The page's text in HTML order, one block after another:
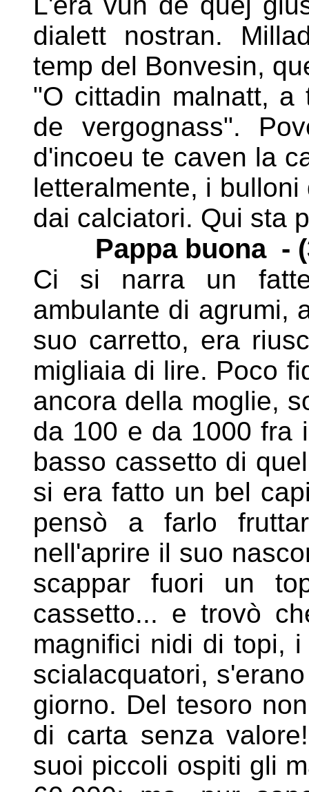
dialett nostran.
temp del Bonvesin,
"O cittadin malnatt,
de vergognass".
d'incoeute caven la
letteralmente, i
dai calciatori. Qui sta
Pappa buona -
Ci si narra un
ambulante di agrumi,
suo carretto, era
migliaia di lire. Poco
ancora della moglie,
da 100 e da 1000
basso cassetto di
si era fatto un bel
pensò a farlo
nell'aprire il suo
scappar fuori un
cassetto... e trovò
magnifici nidi di topi,
scialacquatori,
giorno. Del tesoro
di carta senza
suoi piccoli ospiti gli